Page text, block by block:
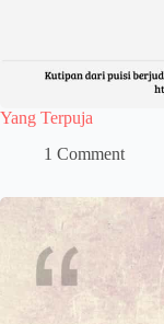
Yang Terpuja
1 Comment